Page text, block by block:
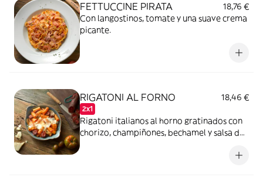
FETTUCCINE PIRATA
18,76 €
Con langostinos, tomate y una suave crema
picante.
RIGATONI AL FORNO
2x1
18,46 €
Rigatoni italianos al horno gratinados con
chorizo, champiñones, bechamel y salsa de